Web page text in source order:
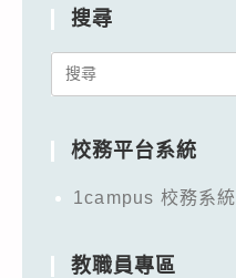
搜尋
Search
校務平台系統
1campus 校務系統
教職員專區